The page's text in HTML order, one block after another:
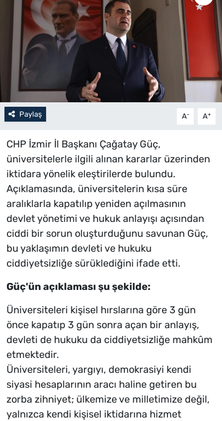
Paylaş A- A+
CHP İzmir İl Başkanı Çağatay Güç,
üniversitelerle ilgili alınan kararlar üzerinden
iktidara yönelik eleştirilerde bulundu.
Açıklamasında, üniversitelerin kısa süre
aralıklarla kapatılıp yeniden açılmasının
devlet yönetimi ve hukuk anlayışı açısından
ciddi bir sorun oluşturduğunu savunan Güç,
bu yaklaşımın devleti ve hukuku
ciddiyetsizliğe sürüklediğini ifade etti.
Güç'ün açıklaması şu şekilde:
Üniversiteleri kişisel hırslarına göre 3 gün
önce kapatıp 3 gün sonra açan bir anlayış,
devleti de hukuku da ciddiyetsizliğe mahkûm
etmektedir.
Üniversiteleri, yargıyı, demokrasiyi kendi
siyasi hesaplarının aracı haline getiren bu
zorba zihniyet; ülkemize ve milletimize değil,
yalnızca kendi kişisel iktidarına hizmet